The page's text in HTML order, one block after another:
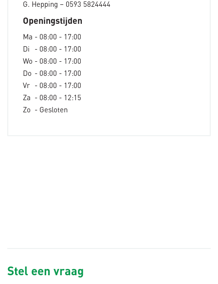
G. Hepping – 0593 5824444
Openingstijden
Ma - 08:00 - 17:00
Di
- 08:00 - 17:00
Wo - 08:00 - 17:00
Do - 08:00 - 17:00
Vr
- 08:00 - 17:00
Za - 08:00 - 12:15
Zo - Gesloten
Stel een vraag